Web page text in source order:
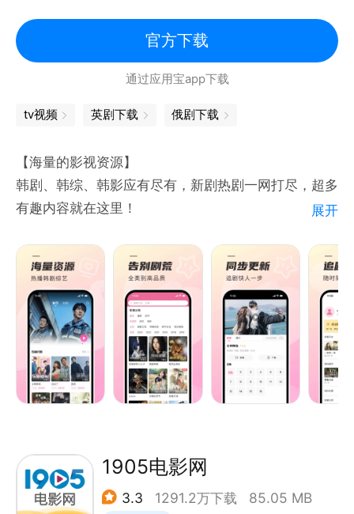
鼠之萌力觉醒》《冒险小狗帮》《贝肯熊 第三季》
《斑布猫之爱的暴击》《可可小爱》《圆梦巨人》《兔
小贝儿歌》《猫小帅故事》《方块熊创意早教课堂》
官方下载
通过应用宝app下载
tv视频 英剧下载 俄剧下载
【海量的影视资源】
韩剧、韩综、韩影应有尽有，新剧热剧一网打尽，超多
有趣内容就在这里！
高清画质清晰舔屏，更新迅速轻松追剧。支持在线播
放、追剧收藏、历史记录等超多便捷功能！
【流畅的交互模式】
轻松滑动，满屏剧集任你挑选；指尖轻点，好剧随时收
入囊中~
展开
1905电影网
3.3 1291.2万下载 85.05 MB